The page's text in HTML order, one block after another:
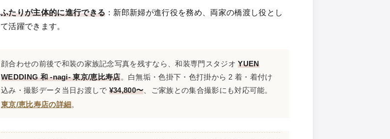
ふたりが主体的に進行できる ：新郎新婦が進行役を務め、両家の橋渡し役とし
て活躍できます。
顔合わせの前後で和装の家族記念写真を残すなら、和装専門スタジオYUEN
WEDDING 和 -nagi- 東京/恵比寿店。白無垢・色掛下・色打掛から 2 着・着付け
込み・撮影データ当日お渡しで ¥34,800〜、ご家族との集合撮影にも対応可能。
東京/恵比寿店の詳細。